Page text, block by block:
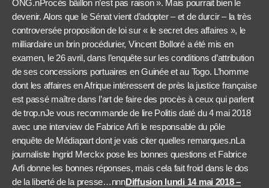
ONG.nProcès bâillon n’est pas raison ». Mais pourrait bien le
devenir. Alors que le Sénat vient d’adopter – et de durcir – la très
controversée proposition de loi sur « le secret des affaires », le
milliardaire un brin procédurier, Vincent Bolloré a été mis en
examen, le 26 avril, dans l’enquête sur les conditions d’attribution
de ses concessions portuaires en Guinée et au Togo. L’homme
dont les affaires en Afrique intéressent de près la justice française
est passé maître dans l’art de faire des procès à ceux qui parlent
de trop.nJe vous recommande de lire Politis daté du 4 mai 2018
avec une interview de Fabrice Arfi le responsable du pôle
enquête de Médiapart dont je vais citer quelles remarques.nLa
journaliste Ingrid Merckx pose les bonnes questions et Fabrice
Arfi donne les bonnes réponses, mais cela fait froid dans le dos
de la liberté de la presse…nnnDiffusion lundi 14 mai 2018 –